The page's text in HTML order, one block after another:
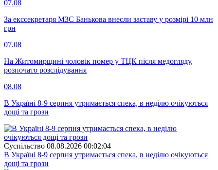
07.08
За екссекретаря МЗС Банькова внесли заставу у розмірі 10 млн
грн
07.08
На Житомирщині чоловік помер у ТЦК після медогляду,
розпочато розслідування
08.08
В Україні 8-9 серпня утримається спека, в неділю очікуються
дощі та грози
Суспiльство 08.08.2026 00:02:04
В Україні 8-9 серпня утримається спека, в неділю очікуються
дощі та грози